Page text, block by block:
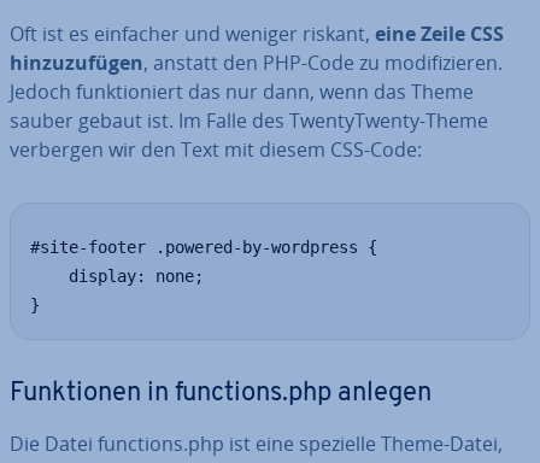
Oft ist es einfacher und weniger riskant, eine Zeile CSS
hin­zu­zu­fü­gen, anstatt den PHP-Code zu mo­di­fi­zie­ren.
Jedoch funk­tio­niert das nur dann, wenn das Theme
sauber gebaut ist. Im Falle des Twen­tyT­wen­ty-Theme
verbergen wir den Text mit diesem CSS-Code:
#site-footer .powered-by-wordpress {
    display: none;
}
Funk­tio­nen in functions.php anlegen
Die Datei functions.php ist eine spezielle Theme-Datei,